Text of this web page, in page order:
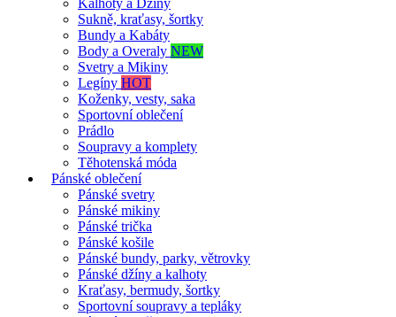
Kalhoty a Džíny
Sukně, kraťasy, šortky
Bundy a Kabáty
Body a Overaly NEW
Svetry a Mikiny
Legíny HOT
Koženky, vesty, saka
Sportovní oblečení
Prádlo
Soupravy a komplety
Těhotenská móda
Pánské oblečení
Pánské svetry
Pánské mikiny
Pánské trička
Pánské košile
Pánské bundy, parky, větrovky
Pánské džíny a kalhoty
Kraťasy, bermudy, šortky
Sportovní soupravy a tepláky